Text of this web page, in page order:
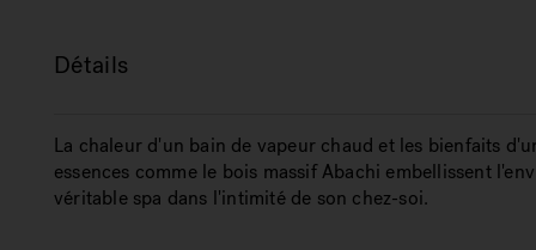
Détails
La chaleur d'un bain de vapeur chaud et les bienfaits
essences comme le bois massif Abachi embellissent
véritable spa dans l'intimité de son chez-soi.